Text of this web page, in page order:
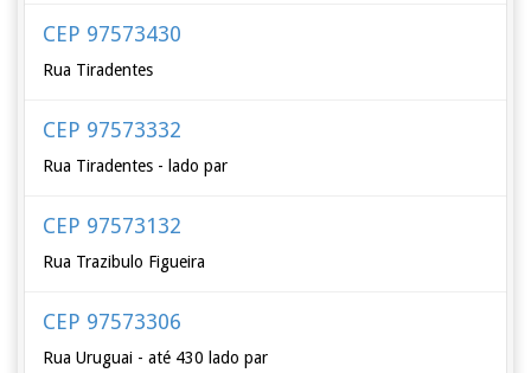
CEP 97573430
Rua Tiradentes
CEP 97573332
Rua Tiradentes - lado par
CEP 97573132
Rua Trazibulo Figueira
CEP 97573306
Rua Uruguai - até 430 lado par